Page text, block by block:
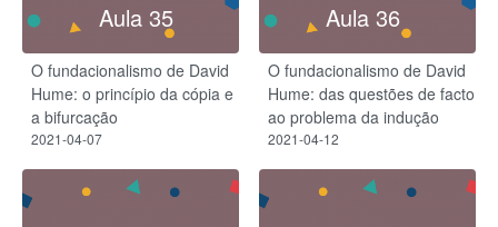
Aula 35
O fundacionalismo de David
Hume: o princípio da cópia e
a bifurcação
2021-04-07
Aula 36
O fundacionalismo de David
Hume: das questões de facto
ao problema da indução
2021-04-12